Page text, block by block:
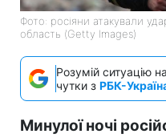
Фото: росіяни атакували
область (Getty Images)
Розумій ситуацію
чутки з РБК-
Минулої ночі